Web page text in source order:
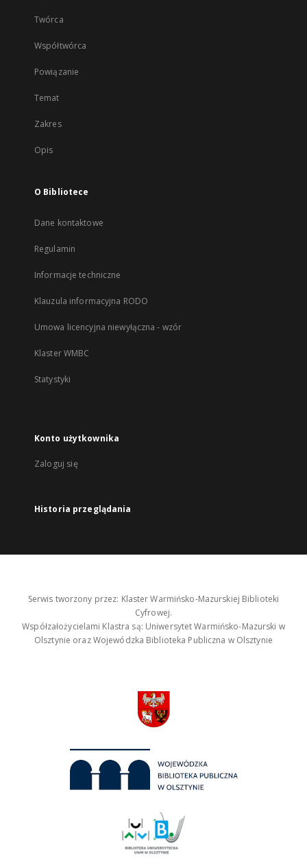
Twórca
Współtwórca
Powiązanie
Temat
Zakres
Opis
O Bibliotece
Dane kontaktowe
Regulamin
Informacje techniczne
Klauzula informacyjna RODO
Umowa licencyjna niewyłączna - wzór
Klaster WMBC
Statystyki
Konto użytkownika
Zaloguj się
Historia przeglądania
Serwis tworzony przez: Klaster Warmińsko-Mazurskiej Biblioteki
Cyfrowej.
Współzałożycielami Klastra są: Uniwersytet Warmińsko-Mazurski w
Olsztynie oraz Wojewódzka Biblioteka Publiczna w Olsztynie